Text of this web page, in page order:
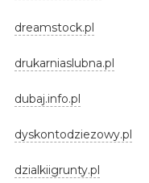
dreamstock.pl
drukarniaslubna.pl
dubaj.info.pl
dyskontodziezowy.pl
dzialkiigrunty.pl